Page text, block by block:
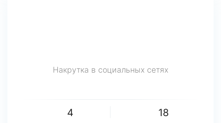
Накрутка в социальных сетях
4 18